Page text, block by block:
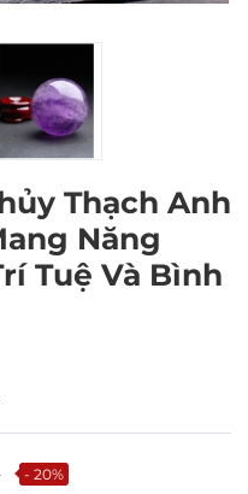
Thạch Anh
Năng
Tuệ Và Bình
- 20%